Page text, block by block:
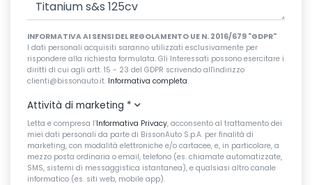
INFORMATIVA AI SENSI DEL REGOLAMENTO UE N. 2016/679 "GDPR"
I dati personali acquisiti saranno utilizzati esclusivamente per
rispondere alla richiesta formulata. Gli Interessati possono esercitare i
diritti di cui agli artt. 15 - 23 del GDPR scrivendo all'indirizzo
clienti@bissonauto.it. Informativa completa.
Attività di marketing *
Letta e compresa l’Informativa Privacy, acconsento al trattamento dei
miei dati personali da parte di BissonAuto S.p.A. per finalità di
marketing, con modalità elettroniche e/o cartacee, e, in particolare, a
mezzo posta ordinaria o email, telefono (es. chiamate automatizzate,
SMS, sistemi di messaggistica istantanea), e qualsiasi altro canale
informatico (es. siti web, mobile app).